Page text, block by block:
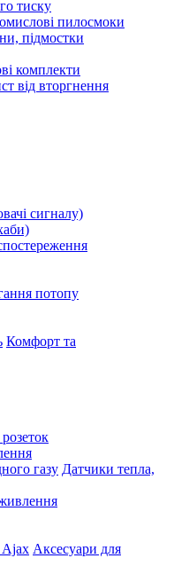
тиску
пилосмоки
підмостки
комплекти
від вторгнення
сигналу)
потопу
Комфорт та
Датчики тепла,
Аксесуари для